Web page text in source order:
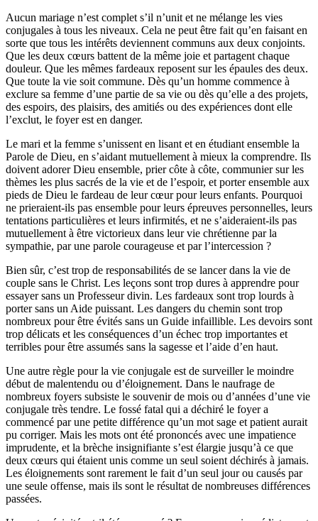
Aucun mariage n’est complet s’il n’unit et ne mélange les vies
conjugales à tous les niveaux. Cela ne peut être fait qu’en faisant en
sorte que tous les intérêts deviennent communs aux deux conjoints.
Que les deux cœurs battent de la même joie et partagent chaque
douleur. Que les mêmes fardeaux reposent sur les épaules des deux.
Que toute la vie soit commune. Dès qu’un homme commence à
exclure sa femme d’une partie de sa vie ou dès qu’elle a des projets,
des espoirs, des plaisirs, des amitiés ou des expériences dont elle
l’exclut, le foyer est en danger.
Le mari et la femme s’unissent en lisant et en étudiant ensemble la
Parole de Dieu, en s’aidant mutuellement à mieux la comprendre. Ils
doivent adorer Dieu ensemble, prier côte à côte, communier sur les
thèmes les plus sacrés de la vie et de l’espoir, et porter ensemble aux
pieds de Dieu le fardeau de leur cœur pour leurs enfants. Pourquoi
ne prieraient-ils pas ensemble pour leurs épreuves personnelles, leurs
tentations particulières et leurs infirmités, et ne s’aideraient-ils pas
mutuellement à être victorieux dans leur vie chrétienne par la
sympathie, par une parole courageuse et par l’intercession ?
Bien sûr, c’est trop de responsabilités de se lancer dans la vie de
couple sans le Christ. Les leçons sont trop dures à apprendre pour
essayer sans un Professeur divin. Les fardeaux sont trop lourds à
porter sans un Aide puissant. Les dangers du chemin sont trop
nombreux pour être évités sans un Guide infaillible. Les devoirs sont
trop délicats et les conséquences d’un échec trop importantes et
terribles pour être assumés sans la sagesse et l’aide d’en haut.
Une autre règle pour la vie conjugale est de surveiller le moindre
début de malentendu ou d’éloignement. Dans le naufrage de
nombreux foyers subsiste le souvenir de mois ou d’années d’une vie
conjugale très tendre. Le fossé fatal qui a déchiré le foyer a
commencé par une petite différence qu’un mot sage et patient aurait
pu corriger. Mais les mots ont été prononcés avec une impatience
imprudente, et la brèche insignifiante s’est élargie jusqu’à ce que
deux cœurs qui étaient unis comme un seul soient déchirés à jamais.
Les éloignements sont rarement le fait d’un seul jour ou causés par
une seule offense, mais ils sont le résultat de nombreuses différences
passées.